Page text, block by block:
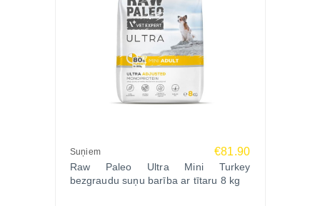
Suņiem €81.90
Raw Paleo Ultra Mini Turkey
bezgraudu suņu barība ar tītaru 8 kg